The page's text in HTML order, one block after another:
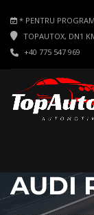
* PENTRU
TOPAUTOX, DN1
+40 775 547 969
AUDI